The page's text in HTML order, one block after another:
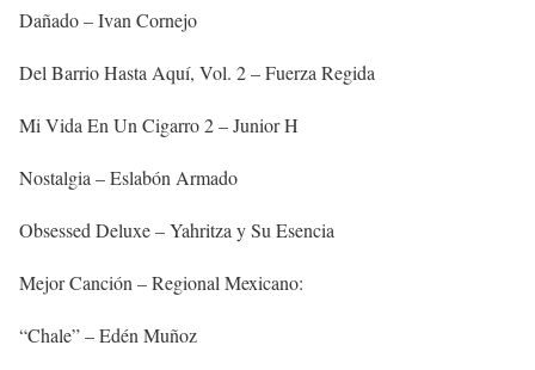
Dañado – Ivan Cornejo
Del Barrio Hasta Aquí, Vol. 2 – Fuerza Regida
Mi Vida En Un Cigarro 2 – Junior H
Nostalgia – Eslabón Armado
Obsessed Deluxe – Yahritza y Su Esencia
Mejor Canción – Regional Mexicano:
“Chale” – Edén Muñoz